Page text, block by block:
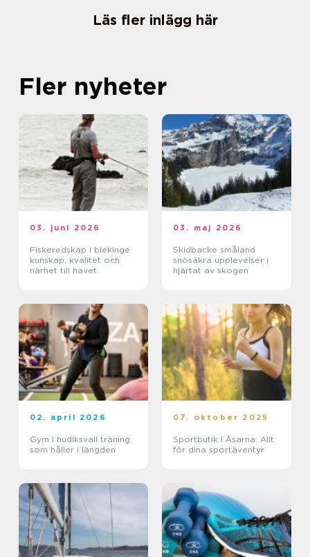
Läs fler inlägg här
Fler nyheter
03. juni 2026
Fiskeredskap i blekinge
kunskap, kvalitet och
närhet till havet
03. maj 2026
Skidbacke småland
snösäkra upplevelser i
hjärtat av skogen
02. april 2026
Gym i hudiksvall träning
som håller i längden
07. oktober 2025
Sportbutik i Åsarna: Allt
för dina sportäventyr